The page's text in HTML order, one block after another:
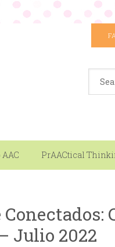
PrAACtical
Julio 2022